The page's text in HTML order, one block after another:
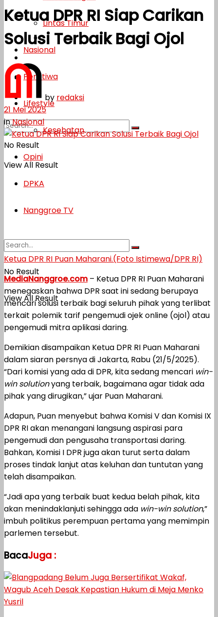
Lifestyle
Kesehatan
DPKA
Nanggroe TV
No Result
View All Result
Lintas Timur
Nasional
Peristiwa
Lifestyle
Kesehatan
Opini
DPKA
Nanggroe TV
No Result
View All Result
Ketua DPR RI Siap Carikan
Solusi Terbaik Bagi Ojol
by redaksi
21 Mei 2025
inNasional
Ketua DPR RI Puan Maharani.(Foto Istimewa/DPR RI)
MediaNanggroe.com – Ketua DPR RI Puan Maharani
menegaskan bahwa DPR saat ini sedang berupaya
mencari solusi terbaik bagi seluruh pihak yang terlibat
terkait polemik tarif pengemudi ojek online (ojol) atau
pengemudi mitra aplikasi daring.
Demikian disampaikan Ketua DPR RI Puan Maharani
dalam siaran persnya di Jakarta, Rabu (21/5/2025).
“Dari komisi yang ada di DPR, kita sedang mencari win-
win solutionyang terbaik, bagaimana agar tidak ada
pihak yang dirugikan,” ujar Puan Maharani.
Adapun, Puan menyebut bahwa Komisi V dan Komisi IX
DPR RI akan menangani langsung aspirasi para
pengemudi dan pengusaha transportasi daring.
Bahkan, Komisi I DPR juga akan turut serta dalam
proses tindak lanjut atas keluhan dan tuntutan yang
telah disampaikan.
“Jadi apa yang terbaik buat kedua belah pihak, kita
akan menindaklanjuti sehingga ada win-win solution,”
imbuh politikus perempuan pertama yang memimpin
parlemen tersebut.
BacaJuga :